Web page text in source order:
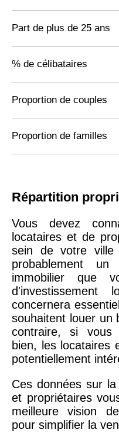
Part de plus de 25 ans
% de célibataires
Proportion de couples
Proportion de familles
Répartition
Vous devez
locataires et de
sein de votre
probablement
immobilier que
d'investissement
concernera
souhaitent louer un
contraire, si vous
bien, les locataires
potentiellement
Ces données sur
et propriétaires
meilleure vision
pour simplifier la